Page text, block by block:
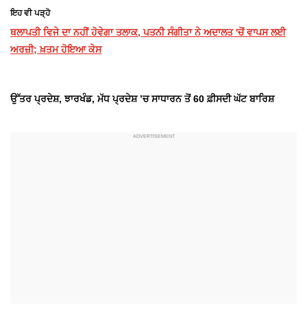
ਇਹ ਵੀ ਪੜ੍ਹੋ
ਥਲਾਪਤੀ ਵਿਜੇ ਦਾ ਨਹੀਂ ਹੋਵੇਗਾ ਤਲਾਕ, ਪਤਨੀ ਸੰਗੀਤਾ ਨੇ ਅਦਾਲਤ 'ਚੋਂ ਵਾਪਸ ਲਈ
ਅਰਜ਼ੀ; ਖ਼ਤਮ ਹੋਇਆ ਕੇਸ
ਉੱਤਰ ਪ੍ਰਦੇਸ਼, ਝਾਰਖੰਡ, ਮੱਧ ਪ੍ਰਦੇਸ਼ ’ਚ ਸਾਧਾਰਨ ਤੋਂ 60 ਫ਼ੀਸਦੀ ਘੱਟ ਬਾਰਿਸ਼